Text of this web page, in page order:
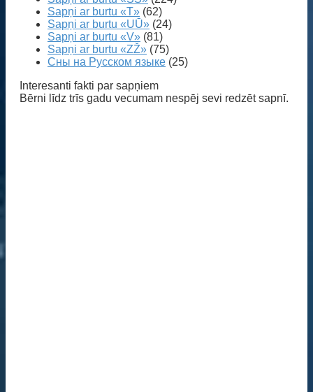
Sapņi ar burtu «T» (62)
Sapņi ar burtu «UŪ» (24)
Sapņi ar burtu «V» (81)
Sapņi ar burtu «ZŽ» (75)
Сны на Русском языке (25)
Interesanti fakti par sapņiem
Bērni līdz trīs gadu vecumam nespēj sevi redzēt sapnī.